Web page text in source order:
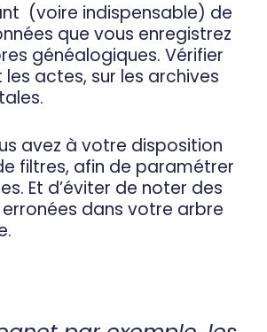
(voire indispensable) de
que vous enregistrez
généalogiques. Vérifier
actes, sur les archives
avez à votre disposition
filtres, afin de paramétrer
Et d’éviter de noter des
dans votre arbre